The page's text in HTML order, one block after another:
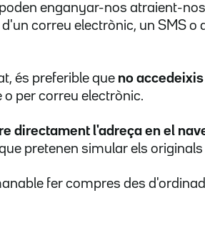
enganyar-nos atraient-
correu electrònic, un SMS
és preferible que no
per correu electrònic.
directament l'adreça en el
pretenen simular els
fer compres des